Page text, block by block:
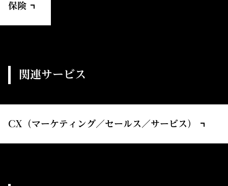
保険
関連サービス
CX（マーケティング／セールス／サービス）